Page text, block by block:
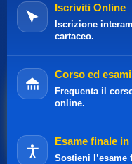
Iscriviti Online
Iscrizione
cartaceo.
Corso ed
Frequenta il
online.
Esame finale
Sostieni l’esame